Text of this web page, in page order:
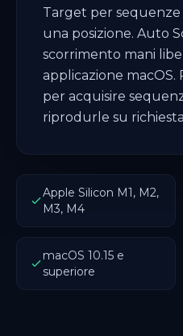
Target per sequenze
una posizione. Auto
scorrimento mani
applicazione macOS.
per acquisire
riprodurle su
Apple Silicon M1, M2,
M3, M4
macOS 10.15 e
superiore